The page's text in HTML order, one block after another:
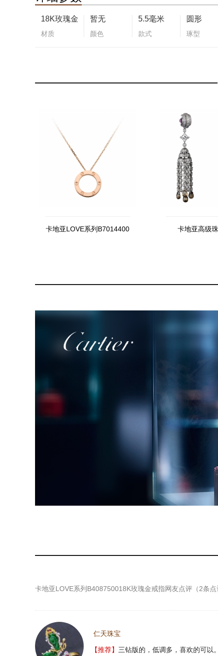
18K玫瑰金
材质
暂无
颜色
5.5毫米
款式
圆形
琢型
卡地亚LOVE系列B7014400 卡地亚高级
卡地亚LOVE系列B408750018K玫瑰金戒指网友点评（2条点
仁天珠宝
【推荐】 三钻版的，低调多，喜欢的可以